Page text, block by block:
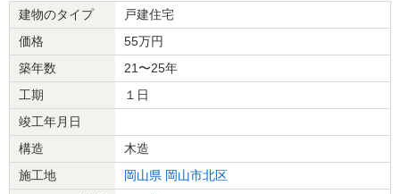
建物のタイプ
戸建住宅
価格
55万円
築年数
21〜25年
工期
１日
竣工年月日
構造
木造
施工地
岡山県 岡山市北区